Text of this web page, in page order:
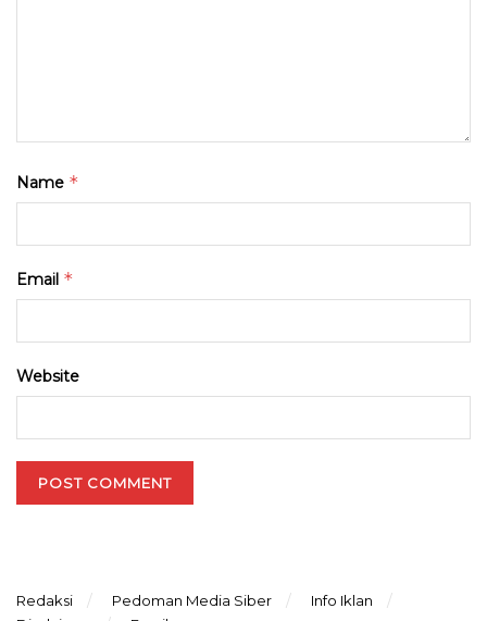
Name *
Email *
Website
Redaksi Pedoman Media Siber
Info Iklan